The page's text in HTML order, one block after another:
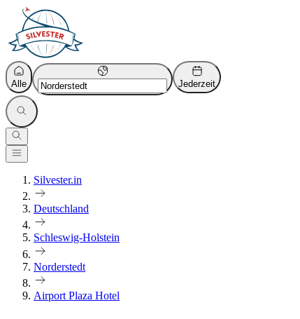
Alle Jederzeit
Silvester.in
Deutschland
Schleswig-Holstein
Norderstedt
Airport Plaza Hotel